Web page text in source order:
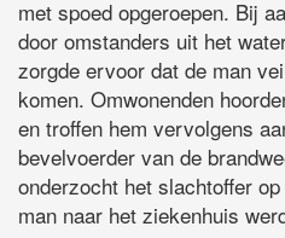
met spoed opgeroepen. Bij
door omstanders uit het
zorgde ervoor dat de man
komen. Omwonenden
en troffen hem vervolgens
bevelvoerder van de
onderzocht het slachtoffer
man naar het ziekenhuis